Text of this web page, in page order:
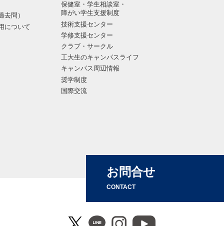
去問）
について
保健室・学生相談室・
障がい学生支援制度
技術支援センター
学修支援センター
クラブ・サークル
工大生のキャンパスライフ
キャンパス周辺情報
奨学制度
国際交流
お問合せ
CONTACT